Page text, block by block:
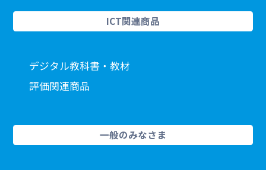
ICT関連商品
デジタル教科書・教材
評価関連商品
一般のみなさま